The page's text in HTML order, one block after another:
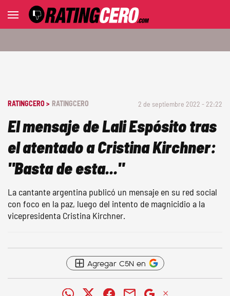
RATINGCERO > RATINGCERO 2 de septiembre 2022 - 22:22
El mensaje de Lali Espósito tras
el atentado a Cristina Kirchner:
"Basta de esta..."
La cantante argentina publicó un mensaje en su red social
con foco en la paz, luego del intento de magnicidio a la
vicepresidenta Cristina Kirchner.
Agregar C5N en